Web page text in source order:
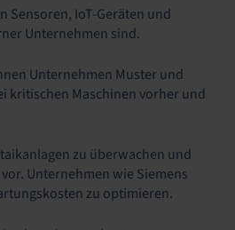
Sensoren, IoT-Geräten und
Unternehmen sind.
Unternehmen Muster und
kritischen Maschinen vorher und
zu überwachen und
Unternehmen wie Siemens
zu optimieren.